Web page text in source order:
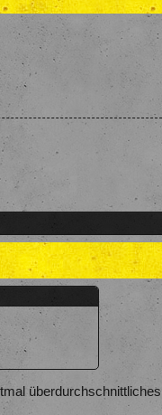
überdurchschnittliches